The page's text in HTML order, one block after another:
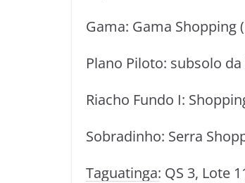
Gama: Gama Shopping
Plano Piloto: subsolo
Riacho Fundo I:
Sobradinho: Serra
Taguatinga: QS 3, Lote